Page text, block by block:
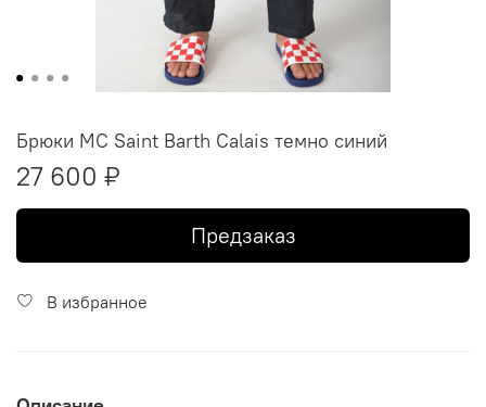
Брюки MC Saint Barth Calais темно синий
27 600 ₽
Предзаказ
В избранное